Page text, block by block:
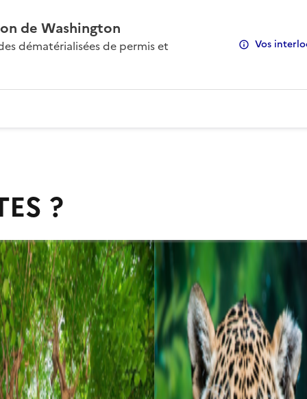
de Washington
dématérialisées de permis et Vos
?